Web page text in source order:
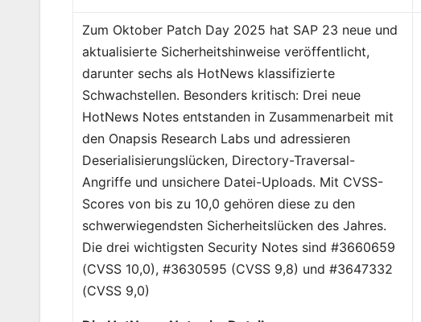
Zum Oktober Patch Day 2025 hat SAP 23 neue und
aktualisierte Sicherheitshinweise veröffentlicht,
darunter sechs als HotNews klassifizierte
Schwachstellen. Besonders kritisch: Drei neue
HotNews Notes entstanden in Zusammenarbeit mit
den Onapsis Research Labs und adressieren
Deserialisierungslücken, Directory-Traversal-
Angriffe und unsichere Datei-Uploads. Mit CVSS-
Scores von bis zu 10,0 gehören diese zu den
schwerwiegendsten Sicherheitslücken des Jahres.
Die drei wichtigsten Security Notes sind #3660659
(CVSS 10,0), #3630595 (CVSS 9,8) und #3647332
(CVSS 9,0)